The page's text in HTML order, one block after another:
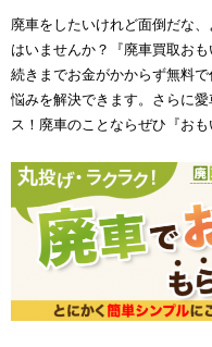
廃車をしたいけれど面倒だな
はいませんか？『廃車買取お
続きまでお金がかからず無料
悩みを解決できます。さらに
ス！廃車のことならぜひ『お